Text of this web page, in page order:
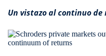
Un vistazo al continuo